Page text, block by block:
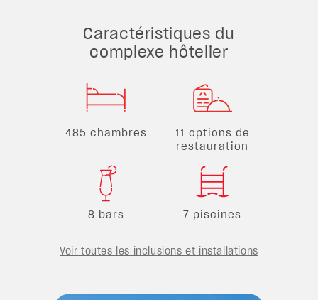
Caractéristiques du
complexe hôtelier
485 chambres
11 options de
restauration
8 bars 7 piscines
Voir toutes les inclusions et installations